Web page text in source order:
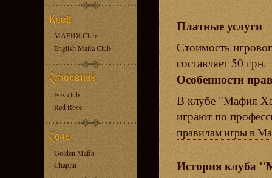
МАFИЯ Club
English Mafia Club
Fox club
Red Rose
Golden Mafia
Chaplin
Платные услуги
Стоимость
составляет 50 грн.
Особенности
В клубе "Мафия
играют по
правилам игры в
История клуба